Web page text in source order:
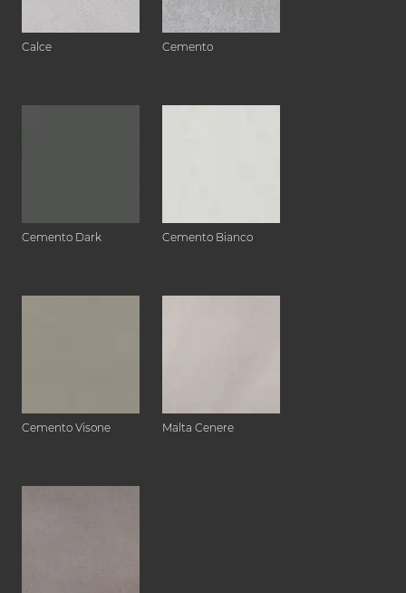
Calce Cemento
Cemento Dark Cemento Bianco
Cemento Visone Malta Cenere